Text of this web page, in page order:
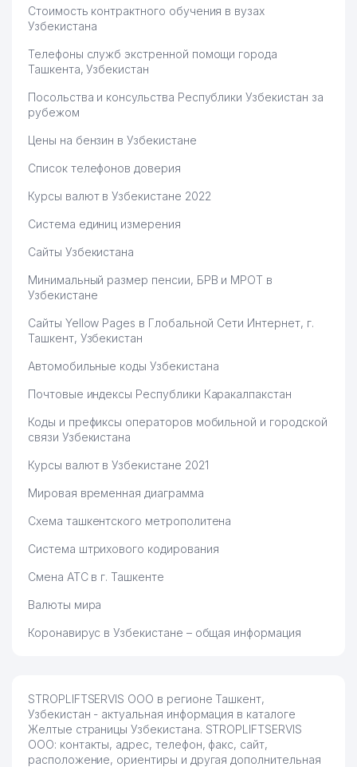
Стоимость контрактного обучения в вузах
Узбекистана
Телефоны служб экстренной помощи города
Ташкента, Узбекистан
Посольства и консульства Республики Узбекистан за
рубежом
Цены на бензин в Узбекистане
Список телефонов доверия
Курсы валют в Узбекистане 2022
Система единиц измерения
Сайты Узбекистана
Минимальный размер пенсии, БРВ и МРОТ в
Узбекистане
Сайты Yellow Pages в Глобальной Сети Интернет, г.
Ташкент, Узбекистан
Автомобильные коды Узбекистана
Почтовые индексы Республики Каракалпакстан
Коды и префиксы операторов мобильной и городской
связи Узбекистана
Курсы валют в Узбекистане 2021
Мировая временная диаграмма
Схема ташкентского метрополитена
Система штрихового кодирования
Смена АТС в г. Ташкенте
Валюты мира
Коронавирус в Узбекистане – общая информация
STROPLIFTSERVIS ООО в регионе Ташкент,
Узбекистан - актуальная информация в каталоге
Желтые страницы Узбекистана. STROPLIFTSERVIS
ООО: контакты, адрес, телефон, факс, сайт,
расположение, ориентиры и другая дополнительная